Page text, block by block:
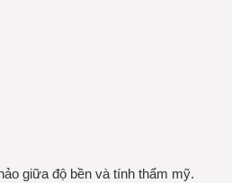
giữa độ bền và tính thẩm mỹ.